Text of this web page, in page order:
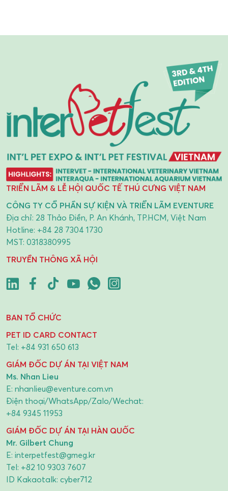
TRIỂN LÃM & LỄ HỘI QUỐC TẾ THÚ CƯNG VIỆT NAM
CÔNG TY CỔ PHẦN SỰ KIỆN VÀ TRIỂN LÃM EVENTURE
Địa chỉ: 28 Thảo Điền, P. An Khánh, TP.HCM, Việt Nam
Hotline: +84 28 7304 1730
MST: 0318380995
TRUYỀN THÔNG XÃ HỘI
BAN TỔ CHỨC
PET ID CARD CONTACT
Tel: +84 931 650 613
GIÁM ĐỐC DỰ ÁN TẠI VIỆT NAM
Ms. Nhan Lieu
E: nhanlieu@eventure.com.vn
Điện thoại/WhatsApp/Zalo/Wechat:
+84 9345 11953
GIÁM ĐỐC DỰ ÁN TẠI HÀN QUỐC
Mr. Gilbert Chung
E: interpetfest@gmeg.kr
Tel: +82 10 9303 7607
ID Kakaotalk: cyber712